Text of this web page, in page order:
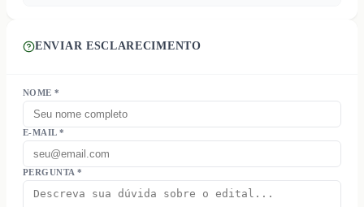
ENVIAR ESCLARECIMENTO
NOME *
E-MAIL *
PERGUNTA *